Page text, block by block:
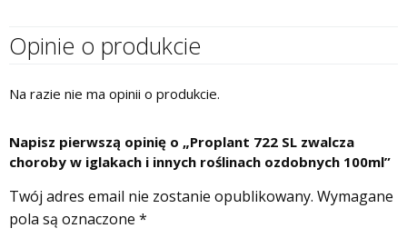
Opinie o produkcie
Na razie nie ma opinii o produkcie.
Napisz pierwszą opinię o „Proplant 722 SL zwalcza
choroby w iglakach i innych roślinach ozdobnych 100ml”
Twój adres email nie zostanie opublikowany. Wymagane
pola są oznaczone *